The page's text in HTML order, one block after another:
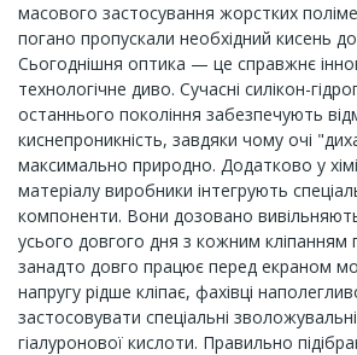
масового застосування жорстких
погано пропускали необхідний кисень
Сьогоднішня оптика — це справжнє
технологічне диво. Сучасні силікон-
останнього покоління забезпечують
киснепроникність, завдяки чому очі
максимально природно. Додатково у
матеріалу виробники інтегрують
компоненти. Вони дозовано
усього довгого дня з кожним кліпанням
занадто довго працює перед екраном
напругу рідше кліпає, фахівці
застосовувати спеціальні
гіалуронової кислоти. Правильно